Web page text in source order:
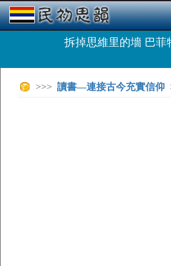
拆掉思維里的墻 巴菲
>>> 讀書—連接古今充實信仰